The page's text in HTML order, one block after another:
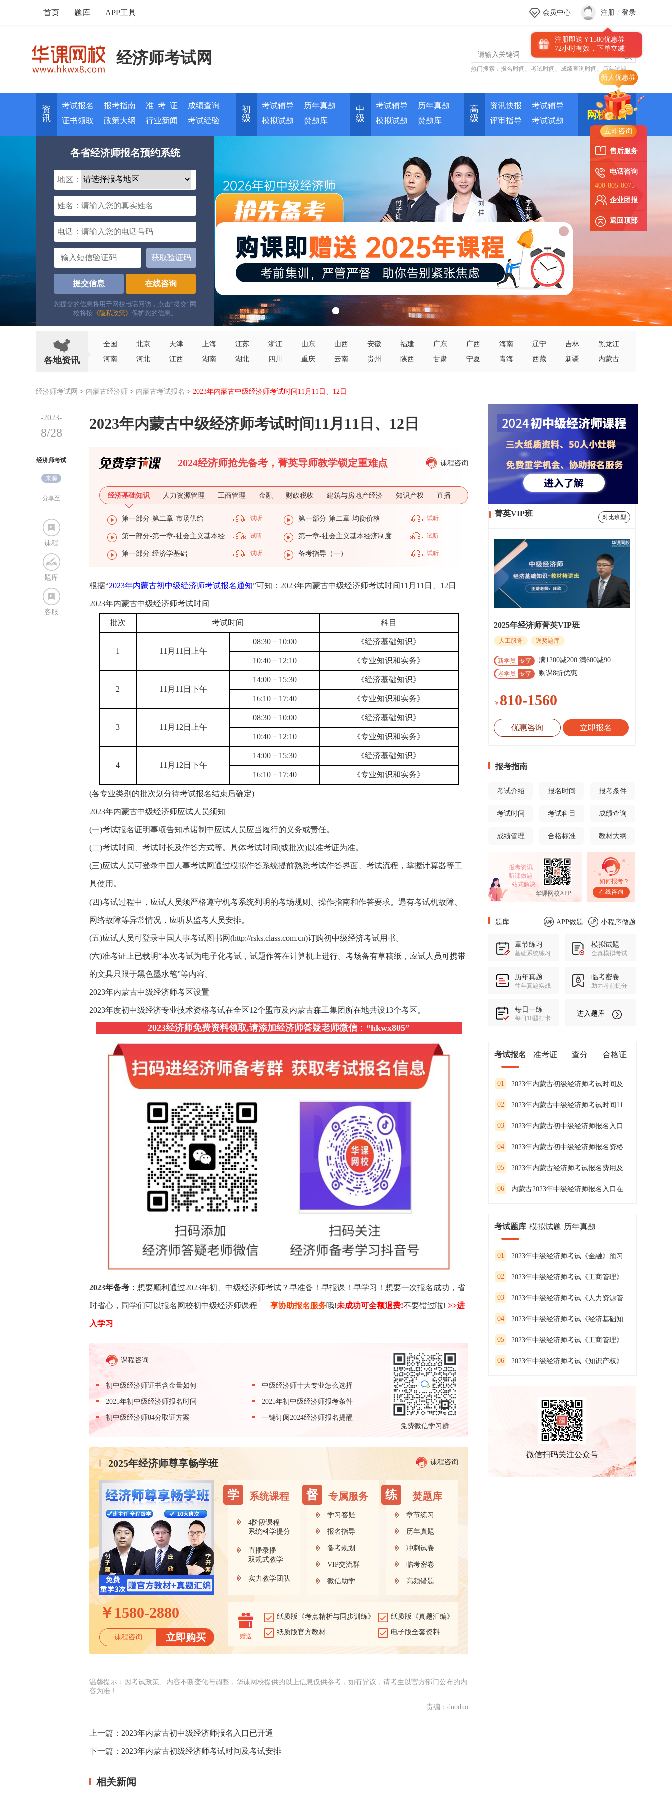
立即咨询
售后服务
电话咨询
400-805-0075
企业团报
返回顶部
首页 题库 APP工具 会员中心 注册 / 登录
注册即送￥1580优惠券
72小时有效，下单立减
经济师考试网
热门搜索： 报名时间 、 考试时间 、 成绩查询时间 、 历年试题
资
讯
考试报名 报考指南 准 考 证
成绩查询
证书领取
政策大纲 行业新闻 考试经验
初
级
考试辅导
历年真题
模拟试题
焚题库
中
级
考试辅导
历年真题
模拟试题
焚题库
高
级
资讯快报
考试辅导
评审指导
考试试题
网校培训
各省经济师报名预约系统
地区：
姓名：
电话：
获取验证码
提交信息 在线咨询
您提交的信息将用于网校电话回访，点击“提交”网
校将按 《隐私政策》 保护您的信息。
各地资讯
全国 北京 天津 上海 江苏 浙江 山东 山西 安徽 福建 广东 广西 海南 辽宁 吉林
黑龙江
河南
河北 江西 湖南 湖北 四川 重庆 云南 贵州 陕西 甘肃 宁夏 青海 西藏 新疆 内蒙古
经济师考试网 > 内蒙古经济师 > 内蒙古考试报名 > 2023年内蒙古中级经济师考试时间11月11日、12日
-2023-
8/28
经济师考试
网
来源
分享至
课程
题库
客服
2023年内蒙古中级经济师考试时间11月11日、12日
2024经济师抢先备考，菁英导师教学锁定重难点 课程咨询
经济基础知识 人力资源管理 工商管理 金融 财政税收 建筑与房地产经济 知识产权 直播
第一部分-第二章-市场供给 试听 第一部分-第二章-均衡价格 试听
第一部分-第一章-社会主义基本经济制度 试听 第一章-社会主义基本经济制度 试听
第一部分-经济学基础 试听 备考指导（一） 试听
根据“2023年内蒙古初中级经济师考试报名通知”可知：2023年内蒙古中级经济师考试时间11月11日、12日
2023年内蒙古中级经济师考试时间
批次 考试时间 科目
1 11月11日上午
08:30－10:00 《经济基础知识》
10:40－12:10 《专业知识和实务》
2 11月11日下午
14:00－15:30 《经济基础知识》
16:10－17:40 《专业知识和实务》
3 11月12日上午
08:30－10:00 《经济基础知识》
10:40－12:10 《专业知识和实务》
4 11月12日下午
14:00－15:30 《经济基础知识》
16:10－17:40 《专业知识和实务》
(各专业类别的批次划分待考试报名结束后确定)
2023年内蒙古中级经济师应试人员须知
(一)考试报名证明事项告知承诺制中应试人员应当履行的义务或责任。
(二)考试时间、考试时长及作答方式等。具体考试时间(或批次)以准考证为准。
(三)应试人员可登录中国人事考试网通过模拟作答系统提前熟悉考试作答界面、考试流程，掌握计算器等工
具使用。
(四)考试过程中，应试人员须严格遵守机考系统列明的考场规则、操作指南和作答要求。遇有考试机故障、
网络故障等异常情况，应听从监考人员安排。
(五)应试人员可登录中国人事考试图书网(http://rsks.class.com.cn)订购初中级经济考试用书。
(六)准考证上已载明“本次考试为电子化考试，试题作答在计算机上进行。考场备有草稿纸，应试人员可携带
的文具只限于黑色墨水笔”等内容。
2023年内蒙古中级经济师考区设置
2023年度初中级经济专业技术资格考试在全区12个盟市及内蒙古森工集团所在地共设13个考区。
2023经济师免费资料领取,请添加经济师答疑老师微信： “hkwx805”
2023年备考： 想要顺利通过2023年初、中级经济师考试？早准备！早报课！早学习！想要一次报名成功，省
时省心，同学们可以报名网校初中级经济师课程 享协助报名服务哦!未成功可全额退费!不要错过啦! >>进
入学习
课程咨询
初中级经济师证书含金量如何 中级经济师十大专业怎么选择
2025年初中级经济师报名时间 2025年初中级经济师报考条件
初中级经济师84分取证方案
一键订阅2024经济师报名提醒
免费微信学习群
2025年经济师尊享畅学班 课程咨询
￥ 1580-2880
课程咨询 立即购买
学 系统课程
4阶段课程
系统科学提分
直播录播
双规式教学
实力教学团队
督 专属服务
学习答疑
报名指导
备考规划
VIP交流群
微信助学
练 焚题库
章节练习
历年真题
冲刺试卷
临考密卷
高频错题
赠送
纸质版《考点精析与同步训练》 纸质版《真题汇编》
纸质版官方教材 电子版全套资料
温馨提示：因考试政策、内容不断变化与调整，华课网校提供的以上信息仅供参考，如有异议，请考生以官方部门公布的内
容为准！
责编：duoduo
上一篇： 2023年内蒙古初中级经济师报名入口已开通
下一篇： 2023年内蒙古初级经济师考试时间及考试安排
相关新闻
菁英VIP班 对比班型
2025年经济师菁英VIP班
人工服务 送焚题库
新学员 专享 满1200减200 满600减90
老学员 专享 购课8折优惠
￥ 810-1560
优惠咨询 立即报名
报考指南
考试介绍 报名时间 报考条件
考试时间 考试科目 成绩查询
成绩管理 合格标准 教材大纲
报考资讯
听课做题
一站式解决
华课网校APP
如何报考？
在线咨询
题库 APP做题 小程序做题
章节练习
基础系统练习
模拟试题
全真模拟考试
历年真题
往年真题实战
临考密卷
助力考前提分
每日一练
每日10题打卡
进入题库
考试报名 准考证 查分 合格证
01 2023年内蒙古初级经济师考试时间及考试安排
02 2023年内蒙古中级经济师考试时间11月11日、12日
03 2023年内蒙古初中级经济师报名入口已开通
04 2023年内蒙古初中级经济师报名资格审核方式
05 2023年内蒙古经济师考试报名费用及缴费时间
06 内蒙古2023年中级经济师报名入口在哪？几月份报名？
考试题库 模拟试题 历年真题
01 2023年中级经济师考试《金融》预习试卷（二）
02 2023年中级经济师考试《工商管理》预习试卷（一）
03 2023年中级经济师考试《人力资源管理》预习试卷（三）
04 2023年中级经济师考试《经济基础知识》预习试卷（二）
05 2023年中级经济师考试《工商管理》预习试卷（三）
06 2023年中级经济师考试《知识产权》预习试卷（二）
微信扫码关注公众号